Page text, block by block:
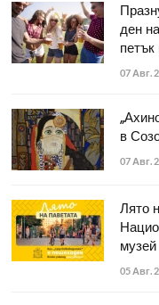
ден
петък
07 Авг.
в
07 Авг.
Лято
музей
05 Авг.